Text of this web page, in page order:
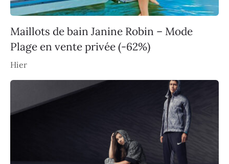
Maillots de bain Janine Robin – Mode
Plage en vente privée (-62%)
Hier